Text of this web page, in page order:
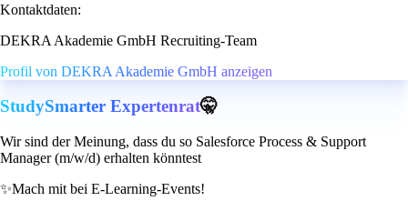
Kontaktdaten:
DEKRA Akademie GmbH Recruiting-Team
Profil von DEKRA Akademie GmbH anzeigen
StudySmarter Expertenrat🤫
Wir sind der Meinung, dass du so Salesforce Process & Support
Manager (m/w/d) erhalten könntest
✨Mach mit bei E-Learning-Events!